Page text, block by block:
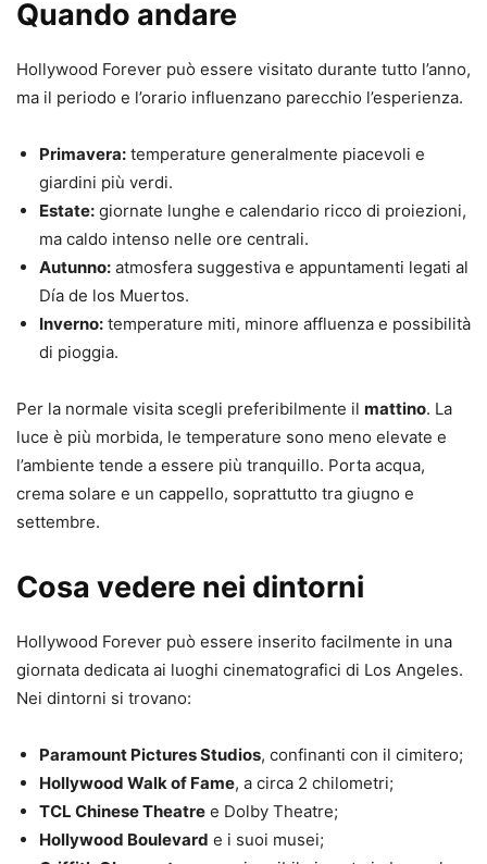
Quando andare
Hollywood Forever può essere visitato durante tutto l’anno,
ma il periodo e l’orario influenzano parecchio l’esperienza.
Primavera: temperature generalmente piacevoli e
giardini più verdi.
Estate: giornate lunghe e calendario ricco di proiezioni,
ma caldo intenso nelle ore centrali.
Autunno: atmosfera suggestiva e appuntamenti legati al
Día de los Muertos.
Inverno: temperature miti, minore affluenza e possibilità
di pioggia.
Per la normale visita scegli preferibilmente il mattino. La
luce è più morbida, le temperature sono meno elevate e
l’ambiente tende a essere più tranquillo. Porta acqua,
crema solare e un cappello, soprattutto tra giugno e
settembre.
Cosa vedere nei dintorni
Hollywood Forever può essere inserito facilmente in una
giornata dedicata ai luoghi cinematografici di Los Angeles.
Nei dintorni si trovano:
Paramount Pictures Studios, confinanti con il cimitero;
Hollywood Walk of Fame, a circa 2 chilometri;
TCL Chinese Theatre e Dolby Theatre;
Hollywood Boulevard e i suoi musei;